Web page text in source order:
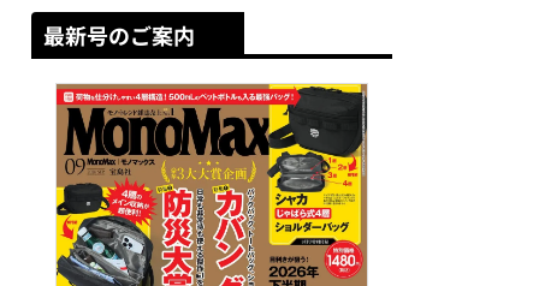
最新号のご案内